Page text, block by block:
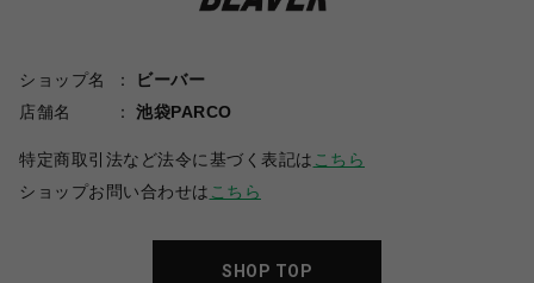
ショップ名
ビーバー
店舗名
池袋PARCO
特定商取引法など法令に基づく表記は こちら
ショップお問い合わせは こちら
SHOP TOP